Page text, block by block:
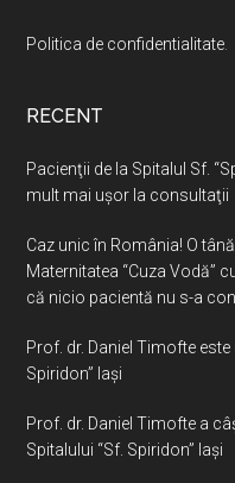
Politica de confidentialitate
RECENT
Pacienţii de la Spitalul Sf.
mult mai uşor la consultaţii
Caz unic în România! O
Maternitatea “Cuza Vodă”
că nicio pacientă nu s-a
Prof. dr. Daniel Timofte
Spiridon” Iaşi
Prof. dr. Daniel Timofte a
Spitalului “Sf. Spiridon” Iași